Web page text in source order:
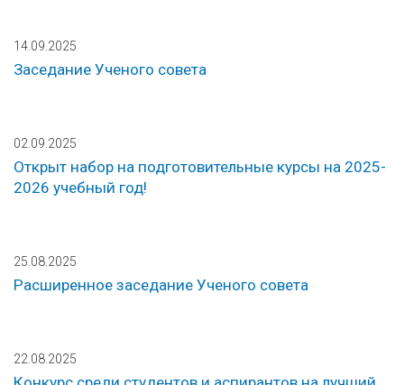
14.09.2025
Заседание Ученого совета
02.09.2025
Открыт набор на подготовительные курсы на 2025-
2026 учебный год!
25.08.2025
Расширенное заседание Ученого совета
22.08.2025